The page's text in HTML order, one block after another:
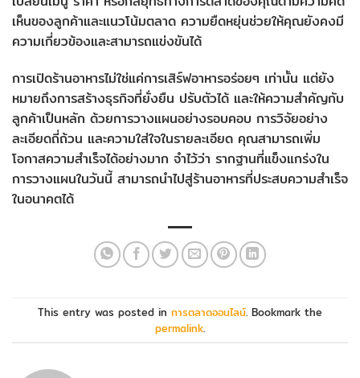
เห็นของลูกค้าและแนวโน้มตลาด ความยืดหยุ่นช่วยให้คุณยังคงมี
ความเกี่ยวข้องและสามารถแข่งขันได้
การเปิดร้านอาหารไม่ใช่แค่การเสิร์ฟอาหารอร่อยๆ เท่านั้น แต่ยัง
หมายถึงการสร้างธุรกิจที่ยั่งยืน ปรับตัวได้ และให้ความสำคัญกับ
ลูกค้าเป็นหลัก ด้วยการวางแผนอย่างรอบคอบ การวิจัยอย่าง
ละเอียดถี่ถ้วน และความใส่ใจในรายละเอียด คุณสามารถเพิ่ม
โอกาสความสำเร็จได้อย่างมาก จำไว้ว่า รากฐานที่แข็งแกร่งใน
การวางแผนในวันนี้ สามารถนำไปสู่ร้านอาหารที่ประสบความสำเร็จ
ในอนาคตได้
This entry was posted in การตลาดออนไลน์. Bookmark the
permalink.